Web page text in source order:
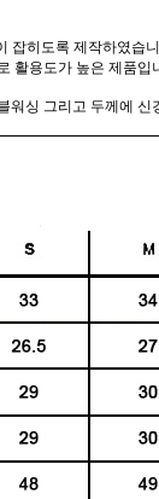
잡히도록 제작하였습
활용도가 높은 제품입
워싱 그리고 두께에 신